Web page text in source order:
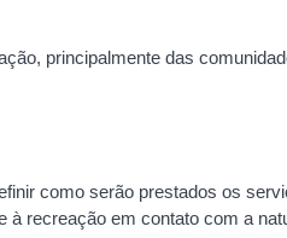
principalmente das
como serão prestados os
à recreação em contato com a